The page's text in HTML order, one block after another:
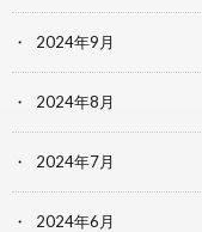
2024年9月
2024年8月
2024年7月
2024年6月